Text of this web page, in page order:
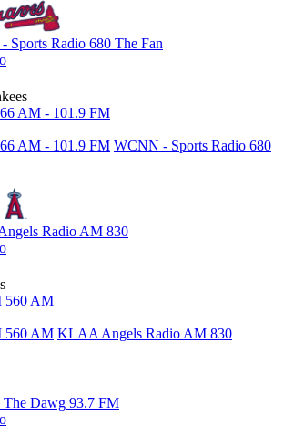
Sports Radio 680 The Fan
AM - 101.9 FM
AM - 101.9 FM WCNN - Sports Radio 680
Radio AM 830
560 AM
560 AM KLAA Angels Radio AM 830
Dawg 93.7 FM